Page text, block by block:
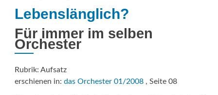
Lebenslänglich?
Für immer im selben
Orchester
Rubrik: Aufsatz
erschienen in: das Orchester 01/2008 , Seite 08